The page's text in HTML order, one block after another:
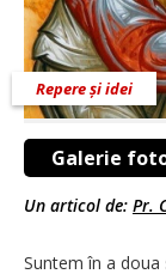
Galerie
Repere și idei
Un articol de: Pr.
Suntem în a